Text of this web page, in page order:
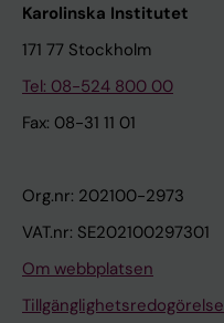
Karolinska Institutet
171 77 Stockholm
Tel: 08-524 800 00
Fax: 08-31 11 01
Org.nr: 202100-2973
VAT.nr: SE202100297301
Om webbplatsen
Tillgänglighetsredogörelse